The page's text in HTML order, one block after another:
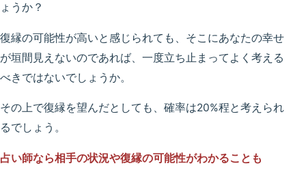
ょうか？
復縁の可能性が高いと感じられても、そこにあなたの幸せ
が垣間見えないのであれば、一度立ち止まってよく考える
べきではないでしょうか。
その上で復縁を望んだとしても、確率は20%程と考えられ
るでしょう。
占い師なら相手の状況や復縁の可能性がわかることも